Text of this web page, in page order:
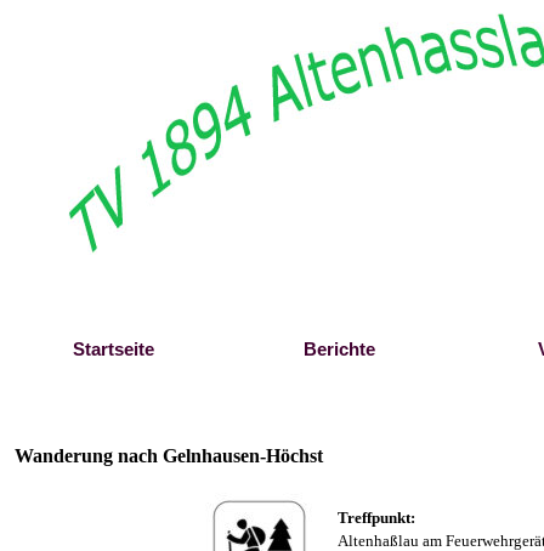
Startseite Berichte
Wanderung nach Gelnhausen-Höchst
Treffpunkt:
Altenhaßlau am